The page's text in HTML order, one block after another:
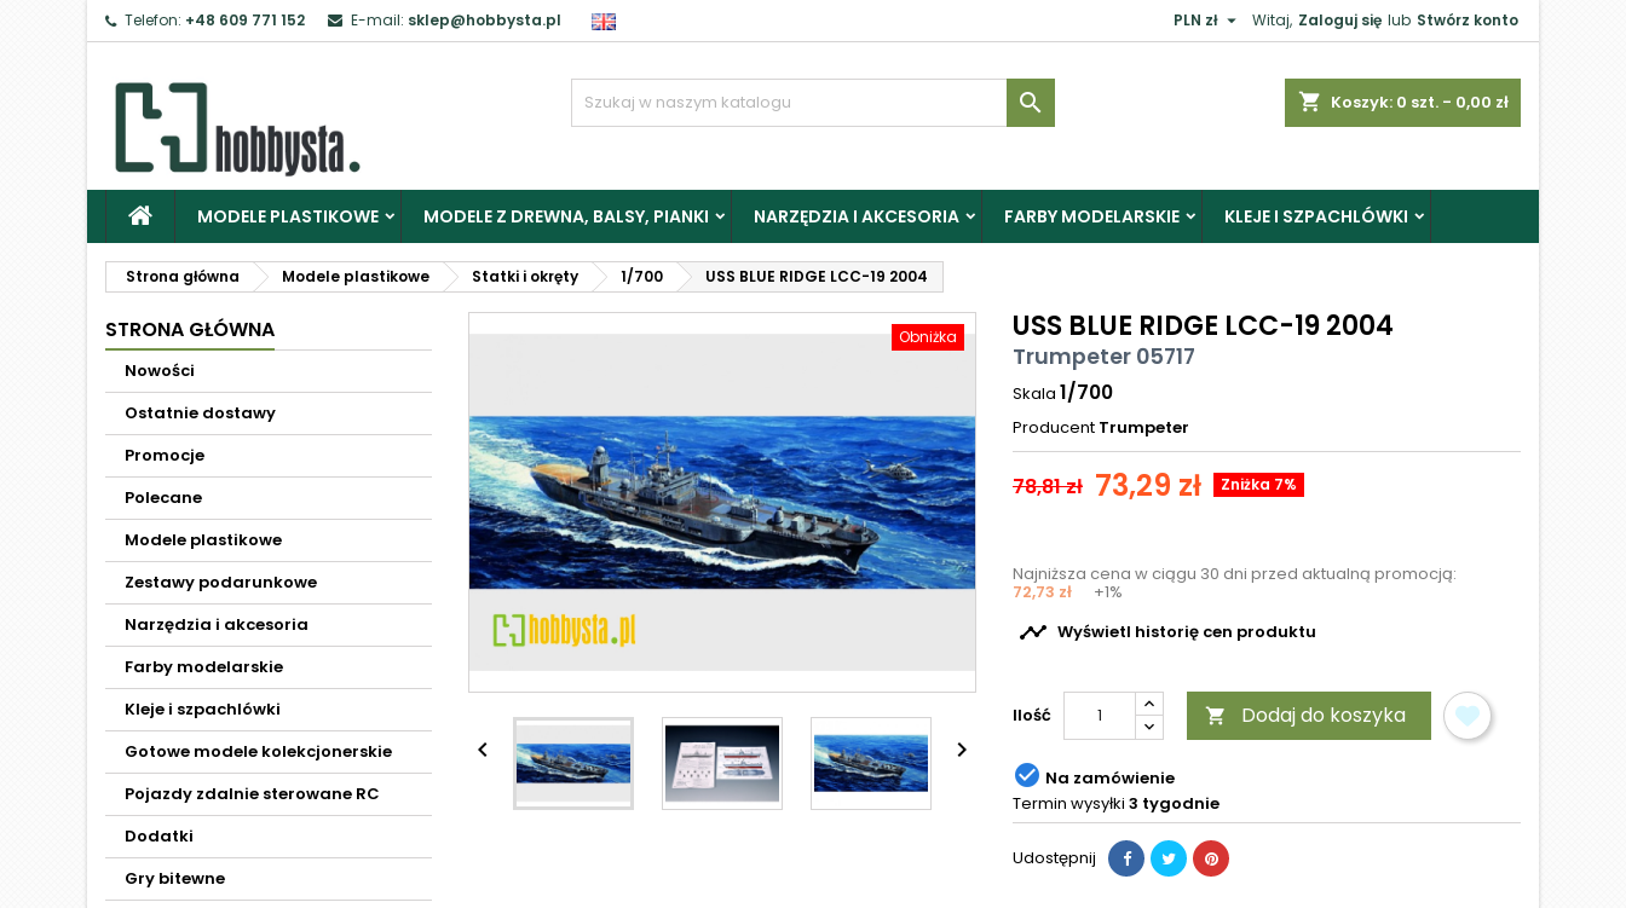
Telefon: +48 609 771 152 E-mail: sklep@hobbysta.pl Witaj, Zaloguj się lub Stwórz konto
PLN zł 
shopping_cart Koszyk: 0 szt. - 0,00 zł

MODELE PLASTIKOWE MODELE Z DREWNA, BALSY, PIANKI NARZĘDZIA I AKCESORIA FARBY MODELARSKIE KLEJE I SZPACHLÓWKI
Strona główna Modele plastikowe Statki i okręty 1/700 USS BLUE RIDGE LCC-19 2004
STRONA GŁÓWNA
Nowości
Ostatnie dostawy
Promocje
Polecane
Modele plastikowe
Zestawy podarunkowe
Narzędzia i akcesoria
Farby modelarskie
Kleje i szpachlówki
Gotowe modele kolekcjonerskie
Pojazdy zdalnie sterowane RC
Dodatki
Gry bitewne
Obniżka
 
USS BLUE RIDGE LCC-19 2004
Trumpeter 05717
Skala 1/700
Producent Trumpeter
78,81 zł 73,29 zł Zniżka 7%
Najniższa cena w ciągu 30 dni przed aktualną promocją:
72,73 zł +1%
 Wyświetl historię cen produktu
Ilość  Dodaj do koszyka
 Na zamówienie
Termin wysyłki 3 tygodnie
Udostępnij